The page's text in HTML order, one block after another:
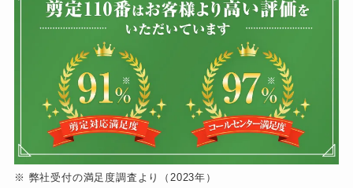
※ 弊社受付の満足度調査より（2023年）